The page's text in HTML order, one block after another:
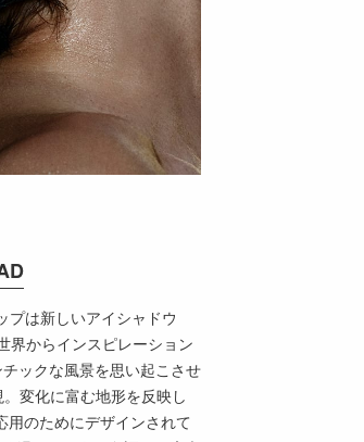
プは新しいアイシャドウ
界からインスピレーション
ックな風景を思い起こさせ
変化に富む地形を反映し
用のためにデザインされて